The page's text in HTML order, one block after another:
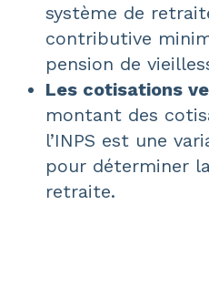
système de
contributive
pension de
Les cotisations
montant des
l’INPS est une
pour déterminer
retraite.